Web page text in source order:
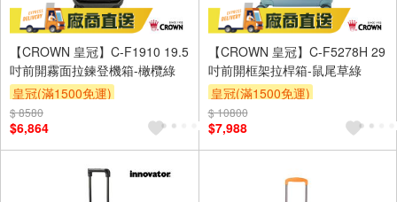
【CROWN 皇冠】C-F1910 19.5
吋前開霧面拉鍊登機箱-橄欖綠
皇冠(滿1500免運)
$ 8580
$6,864
【CROWN 皇冠】C-F5278H 29
吋前開框架拉桿箱-鼠尾草綠
皇冠(滿1500免運)
$ 10800
$7,988